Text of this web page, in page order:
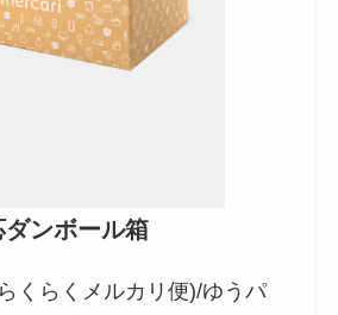
ンボール箱
くらくメルカリ便)/ゆうパ